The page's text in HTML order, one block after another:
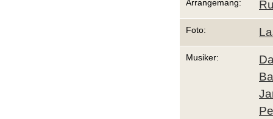
Arrangemang:
Foto:
Musiker: